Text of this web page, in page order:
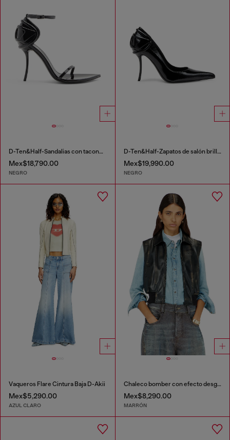
D-Ten&Half-Sandalias con tacones de aguja en charol
Mex$18,790.00
NEGRO
D-Ten&Half-Zapatos de salón brillantes con tacón curvado
Mex$19,990.00
NEGRO
Vaqueros Flare Cintura Baja D-Akii
Mex$5,290.00
AZUL CLARO
Chaleco bomber con efecto desgastado
Mex$8,290.00
MARRÓN